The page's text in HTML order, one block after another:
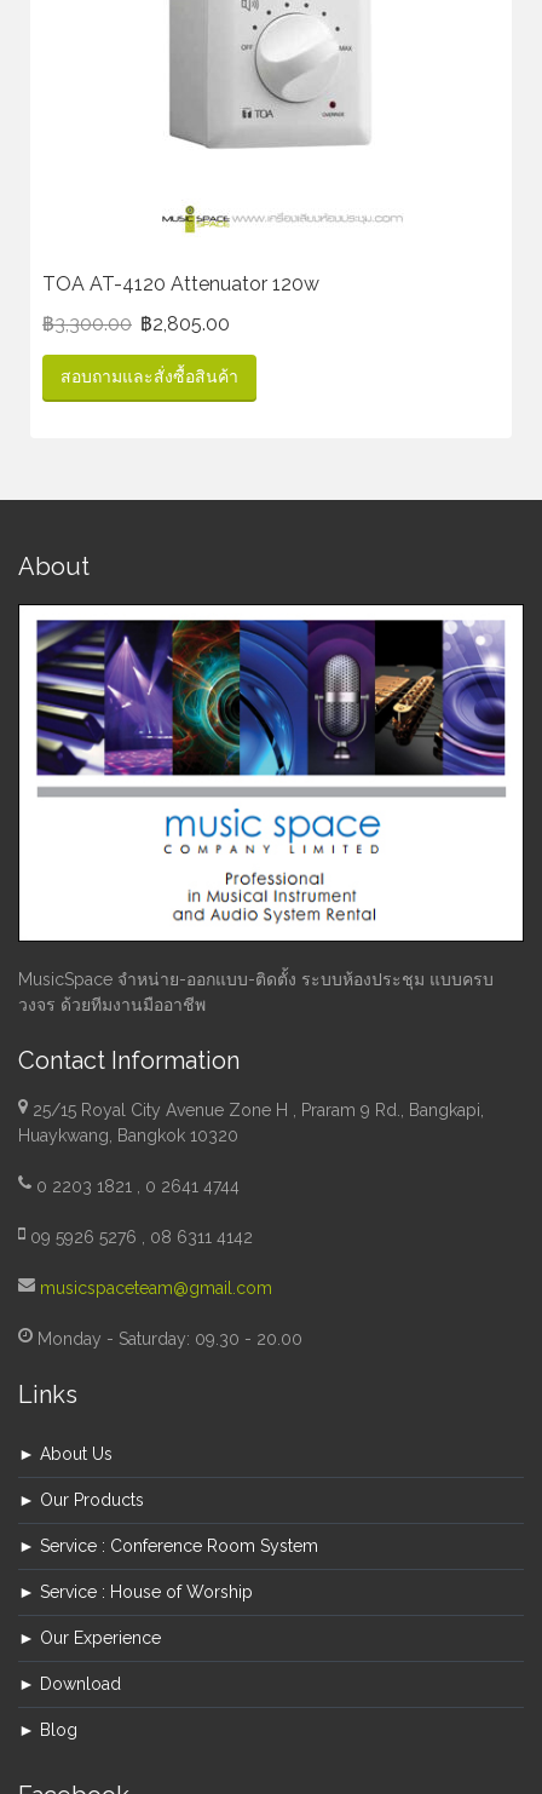
TOA AT-4120 Attenuator 120w
฿3,300.00 ฿2,805.00
สอบถามและสั่งซื้อสินค้า
About
MusicSpace จำหน่าย-ออกแบบ-ติดตั้ง ระบบห้องประชุม แบบครบ
วงจร ด้วยทีมงานมืออาชีพ
Contact Information
25/15 Royal City Avenue Zone H , Praram 9 Rd., Bangkapi,
Huaykwang, Bangkok 10320
0 2203 1821 , 0 2641 4744
09 5926 5276 , 08 6311 4142
musicspaceteam@gmail.com
Monday - Saturday: 09.30 - 20.00
Links
► About Us
► Our Products
► Service : Conference Room System
► Service : House of Worship
► Our Experience
► Download
► Blog